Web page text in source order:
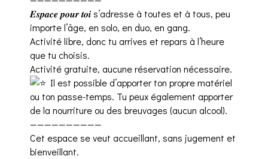
𝑬𝒔𝒑𝒂𝒄𝒆 𝒑𝒐𝒖𝒓 𝒕𝒐𝒊 s’adresse à toutes et à tous, peu
importe l’âge, en solo, en duo, en gang.
Activité libre, donc tu arrives et repars à l’heure
que tu choisis.
Activité gratuite, aucune réservation nécessaire.
Il est possible d’apporter ton propre matériel
ou ton passe-temps. Tu peux également apporter
de la nourriture ou des breuvages (aucun alcool).
——————————
Cet espace se veut accueillant, sans jugement et
bienveillant.